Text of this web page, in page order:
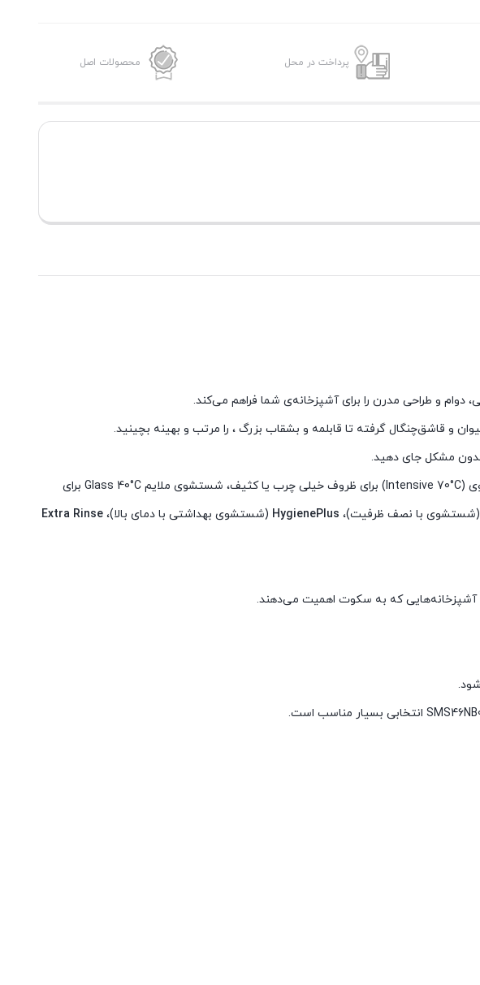
پرداخت در محل محصولات اصل
این مدل ۶ برنامه اصلی شستشو دارد: شستشوی اقتصادی (Eco 50°C)، شستشوی خودکار (Auto 45-65°C)، شستشوی قوی (Intensive 70°C) برای ظروف خیلی چرب یا کثیف، شستشوی ملایم Glass 40°C برای
(شستشوی با نصف ظرفیت)، HygienePlus (شستشوی بهداشتی با دمای بالا)،Extra Rinse